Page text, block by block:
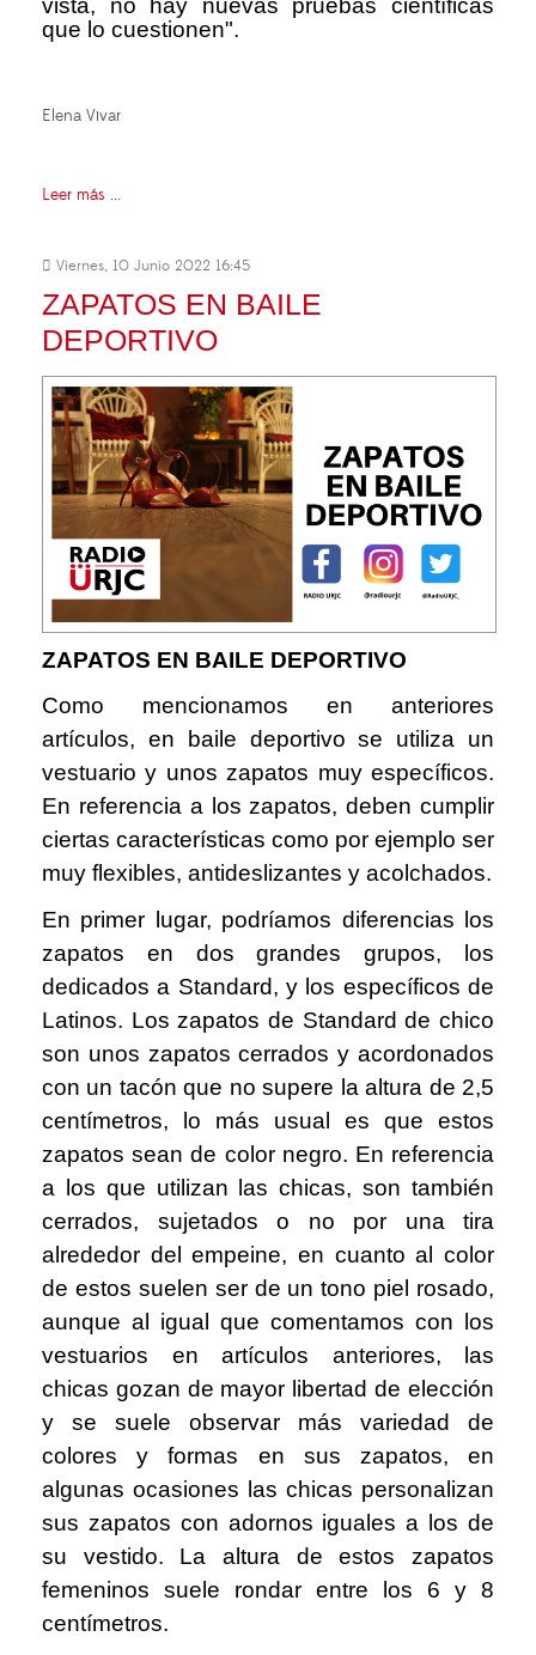
vista, no hay nuevas pruebas científicas
que lo cuestionen".
Elena Vivar
Leer más ...
Viernes, 10 Junio 2022 16:45
ZAPATOS EN BAILE
DEPORTIVO
ZAPATOS EN BAILE DEPORTIVO
Como mencionamos en anteriores
artículos, en baile deportivo se utiliza un
vestuario y unos zapatos muy específicos.
En referencia a los zapatos, deben cumplir
ciertas características como por ejemplo ser
muy flexibles, antideslizantes y acolchados.
En primer lugar, podríamos diferencias los
zapatos en dos grandes grupos, los
dedicados a Standard, y los específicos de
Latinos. Los zapatos de Standard de chico
son unos zapatos cerrados y acordonados
con un tacón que no supere la altura de 2,5
centímetros, lo más usual es que estos
zapatos sean de color negro. En referencia
a los que utilizan las chicas, son también
cerrados, sujetados o no por una tira
alrededor del empeine, en cuanto al color
de estos suelen ser de un tono piel rosado,
aunque al igual que comentamos con los
vestuarios en artículos anteriores, las
chicas gozan de mayor libertad de elección
y se suele observar más variedad de
colores y formas en sus zapatos, en
algunas ocasiones las chicas personalizan
sus zapatos con adornos iguales a los de
su vestido. La altura de estos zapatos
femeninos suele rondar entre los 6 y 8
centímetros.